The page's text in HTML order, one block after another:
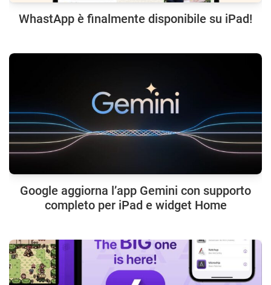
WhastApp è finalmente disponibile su iPad!
Google aggiorna l’app Gemini con supporto
completo per iPad e widget Home